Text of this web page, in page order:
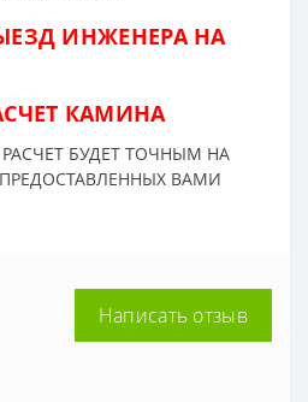
ИНЖЕНЕРА НА
КАМИНА
БУДЕТ ТОЧНЫМ НА
ВАМИ
Написать отзыв